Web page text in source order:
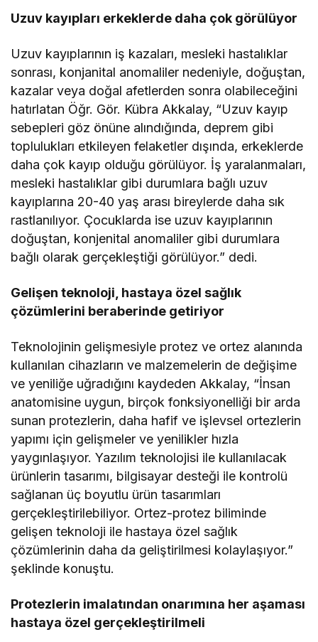
Uzuv kayıpları erkeklerde daha çok görülüyor
Uzuv kayıplarının iş kazaları, mesleki hastalıklar
sonrası, konjanital anomaliler nedeniyle, doğuştan,
kazalar veya doğal afetlerden sonra olabileceğini
hatırlatan Öğr. Gör. Kübra Akkalay, “Uzuv kayıp
sebepleri göz önüne alındığında, deprem gibi
toplulukları etkileyen felaketler dışında, erkeklerde
daha çok kayıp olduğu görülüyor. İş yaralanmaları,
mesleki hastalıklar gibi durumlara bağlı uzuv
kayıplarına 20-40 yaş arası bireylerde daha sık
rastlanılıyor. Çocuklarda ise uzuv kayıplarının
doğuştan, konjenital anomaliler gibi durumlara
bağlı olarak gerçekleştiği görülüyor.” dedi.
Gelişen teknoloji, hastaya özel sağlık
çözümlerini beraberinde getiriyor
Teknolojinin gelişmesiyle protez ve ortez alanında
kullanılan cihazların ve malzemelerin de değişime
ve yeniliğe uğradığını kaydeden Akkalay, “İnsan
anatomisine uygun, birçok fonksiyonelliği bir arda
sunan protezlerin, daha hafif ve işlevsel ortezlerin
yapımı için gelişmeler ve yenilikler hızla
yaygınlaşıyor. Yazılım teknolojisi ile kullanılacak
ürünlerin tasarımı, bilgisayar desteği ile kontrolü
sağlanan üç boyutlu ürün tasarımları
gerçekleştirilebiliyor. Ortez-protez biliminde
gelişen teknoloji ile hastaya özel sağlık
çözümlerinin daha da geliştirilmesi kolaylaşıyor.”
şeklinde konuştu.
Protezlerin imalatından onarımına her aşaması
hastaya özel gerçekleştirilmeli